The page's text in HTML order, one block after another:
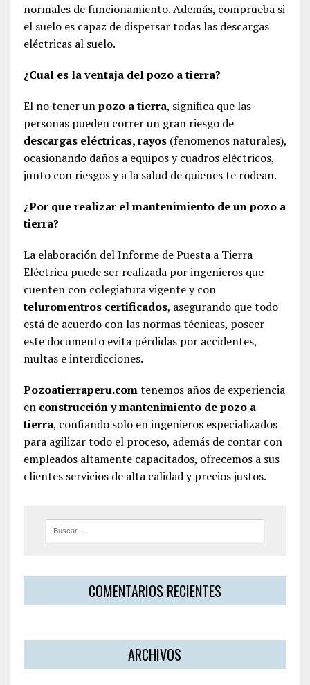
normales de funcionamiento. Además, comprueba si
el suelo es capaz de dispersar todas las descargas
eléctricas al suelo.
¿Cual es la ventaja del pozo a tierra?
El no tener unpozo a tierra, significa que las
personas pueden correr un gran riesgo de
descargas eléctricas, rayos(fenomenos naturales),
ocasionando daños a equipos y cuadros eléctricos,
junto con riesgos y a la salud de quienes te rodean.
¿Por que realizar el mantenimiento de un pozo a
tierra?
La elaboración del Informe de Puesta a Tierra
Eléctrica puede ser realizada por ingenieros que
cuenten con colegiatura vigente y con
teluromentros certificados, asegurando que todo
está de acuerdo con las normas técnicas, poseer
este documento evita pérdidas por accidentes,
multas e interdicciones.
Pozoatierraperu.comtenemos años de experiencia
en construcción y mantenimiento de pozo a
tierra, confiando solo en ingenieros especializados
para agilizar todo el proceso, además de contar con
empleados altamente capacitados, ofrecemos a sus
clientes servicios de alta calidad y precios justos.
COMENTARIOS RECIENTES
ARCHIVOS